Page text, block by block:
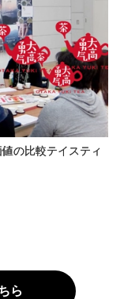
の比較テイスティ
ら